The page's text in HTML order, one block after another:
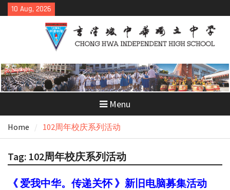
Skip
to
10 Aug, 2026
Menu
Home 102周年校庆系列活动
Tag: 102周年校庆系列活动
《 爱我中华。传递关怀 》新旧电脑募集活动